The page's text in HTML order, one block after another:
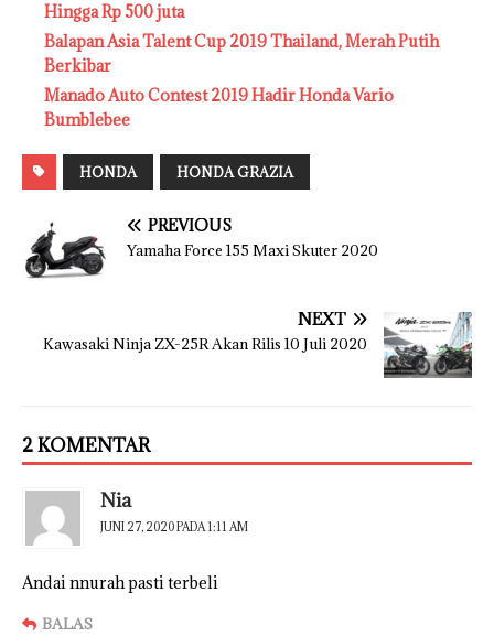
Hingga Rp 500 juta
Balapan Asia Talent Cup 2019 Thailand, Merah Putih
Berkibar
Manado Auto Contest 2019 Hadir Honda Vario
Bumblebee
HONDA HONDA GRAZIA
PREVIOUS
Yamaha Force 155 Maxi Skuter 2020
NEXT
Kawasaki Ninja ZX-25R Akan Rilis 10 Juli 2020
2 KOMENTAR
Nia
JUNI 27, 2020 PADA 1:11 AM
Andai nnurah pasti terbeli
BALAS